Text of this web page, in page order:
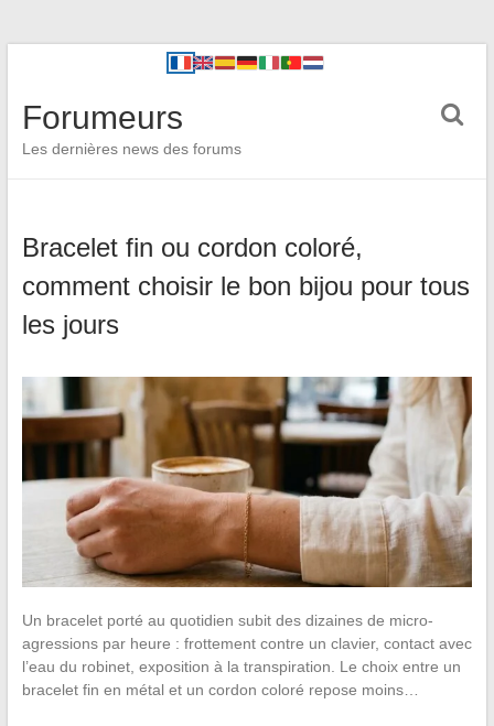
Forumeurs
Les dernières news des forums
Bracelet fin ou cordon coloré,
comment choisir le bon bijou pour tous
les jours
Un bracelet porté au quotidien subit des dizaines de micro-
agressions par heure : frottement contre un clavier, contact avec
l’eau du robinet, exposition à la transpiration. Le choix entre un
bracelet fin en métal et un cordon coloré repose moins…